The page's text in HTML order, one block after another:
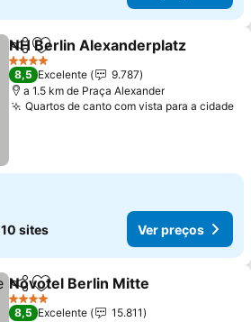
PartilharAdicionar aos favoritos
NH Berlin Alexanderplatz
4 Estrelas
8,5 Excelente
9.787
a 1.5 km de Praça Alexander
Quartos de canto com vista para a cidade
10 sites Ver preços
PartilharAdicionar aos favoritos
Novotel Berlin Mitte
4 Estrelas
8,5 Excelente
15.811